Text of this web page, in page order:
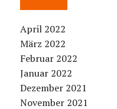
April 2022
März 2022
Februar 2022
Januar 2022
Dezember 2021
November 2021